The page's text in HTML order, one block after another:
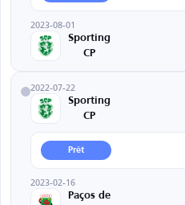
2023-08-01
Sporting
CP
2022-07-22
Sporting
CP
Prêt
2023-02-16
Paços de